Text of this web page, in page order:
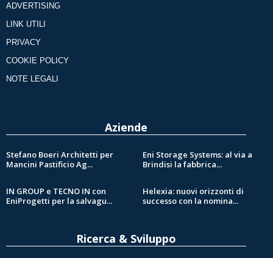
ADVERTISING
LINK UTILI
PRIVACY
COOKIE POLICY
NOTE LEGALI
Aziende
Stefano Boeri Architetti per
Mancini Pastificio Ag...
Eni Storage Systems: al via a
Brindisi la fabbrica...
IN GROUP e TECNO IN con
EniProgetti per la salvagu...
Helexia: nuovi orizzonti di
successo con la nomina...
Ricerca & Sviluppo